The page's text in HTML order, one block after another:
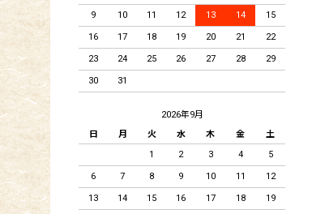
9 10 11 12 13 14 15
16 17 18 19 20 21 22
23 24 25 26 27 28 29
30 31
2026年9月
日
月 火 水 木 金
土
1
2 3 4 5
6 7 8 9 10 11 12
13 14 15 16 17 18 19